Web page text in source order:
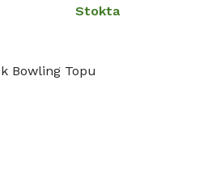
Stokta
Bowling Topu